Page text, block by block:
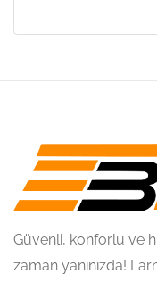
Güvenli, konforlu ve
zaman yanınızda!